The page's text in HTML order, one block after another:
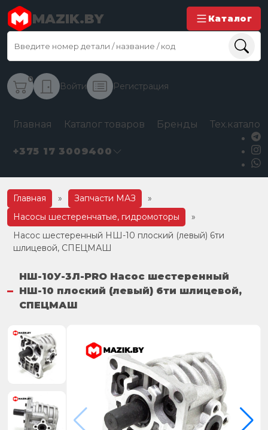
MAZIK.BY Каталог
0
Войти Регистрация
Главная Каталог товаров Бренды
+375 17 3009400
Главная » Запчасти МАЗ
»
Насосы шестеренчатые, гидромоторы
»
Насос шестеренный НШ-10 плоский (левый) 6ти
шлицевой, СПЕЦМАШ
НШ-10У-3Л-PRO Насос шестеренный
НШ-10 плоский (левый) 6ти шлицевой,
СПЕЦМАШ